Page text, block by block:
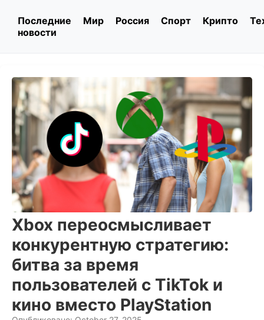
Последние
новости
Мир Россия Спорт Крипто
Xbox переосмысливает
конкурентную стратегию:
битва за время
пользователей с TikTok и
кино вместо PlayStation